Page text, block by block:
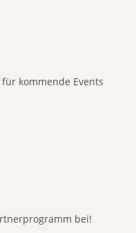
kommende Events
bei!